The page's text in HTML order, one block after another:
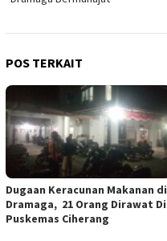
POS TERKAIT
‎Dugaan Keracunan Makanan di
Dramaga, 21 Orang Dirawat Di
Puskemas Ciherang ‎